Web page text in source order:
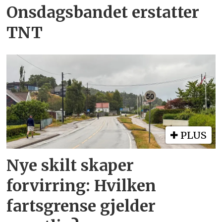
Onsdagsbandet erstatter
TNT
PLUS
Nye skilt skaper
forvirring: Hvilken
fartsgrense gjelder